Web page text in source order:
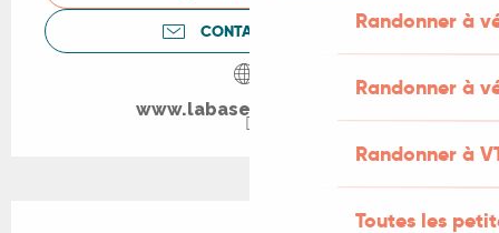
Randonner à
Randonner à
Randonner à
Toutes les
CONTACTEZ-NOUS
www.labase-nautique.fr